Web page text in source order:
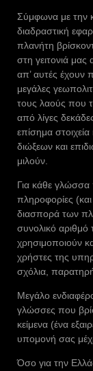
Σύμφωνα με την
διαδραστική
πλανήτη
στη γειτονιά
απ’ αυτές έχουν
μεγάλες
τους λαούς που
από λίγες
επίσημα
διώξεων και
μιλούν.
Για κάθε γλώσσα
πληροφορίες
διασπορά των
συνολικό
χρησιμοποιούν
χρήστες της
σχόλια,
Μεγάλο
γλώσσες που
κείμενα (ένα
υπομονή σας
Όσο για την